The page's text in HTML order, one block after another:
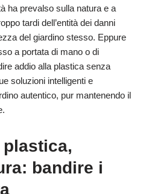
ha prevalso sulla natura e a
tardi dell’entità dei danni
del giardino stesso. Eppure
a portata di mano o di
addio alla plastica senza
soluzioni intelligenti e
autentico, pur mantenendo il
bandire i